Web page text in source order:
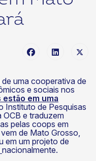
uma cooperativa de
e sociais nos
estão em uma
Instituto de Pesquisas
OCB e traduzem
pelas coops em
de Mato Grosso,
em um projeto de
nacionalmente.